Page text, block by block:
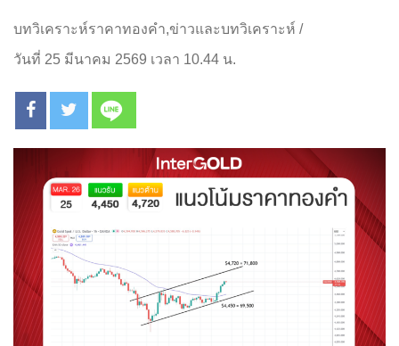
บทวิเคราะห์ราคาทองคำ,ข่าวและบทวิเคราะห์ /
วันที่ 25 มีนาคม 2569 เวลา 10.44 น.